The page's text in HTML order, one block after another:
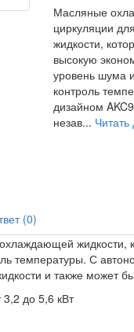
Масляные
циркуляции
жидкости,
высокую
уровень шума
контроль
дизайном
незав...
(0)
жидкости,
температуры. С
и также может
до 5,6 кВт